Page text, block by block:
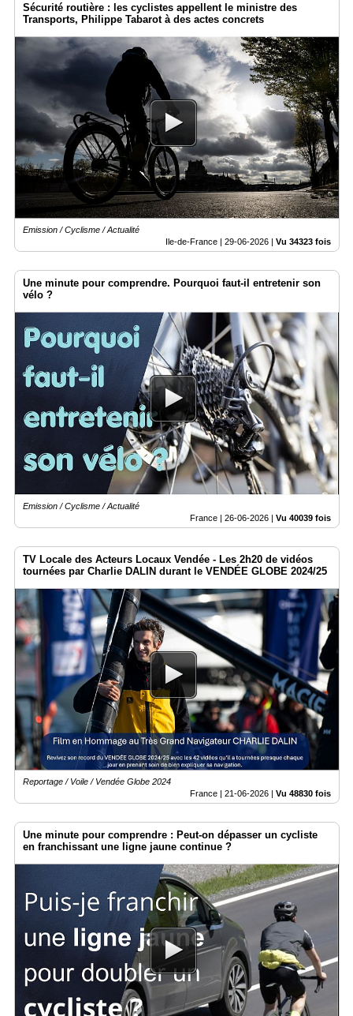
Sécurité routière : les cyclistes appellent le ministre des
Transports, Philippe Tabarot à des actes concrets
Emission / Cyclisme / Actualité
Ile-de-France | 29-06-2026 Vu 34323 fois
Une minute pour comprendre. Pourquoi faut-il entretenir son
vélo ?
Emission / Cyclisme / Actualité
France | 26-06-2026 | Vu 40039 fois
TV Locale des Acteurs Locaux Vendée - Les 2h20 de vidéos
tournées par Charlie DALIN durant le VENDÉE GLOBE 2024/25
Reportage / Voile / Vendée Globe 2024
France | 21-06-2026 | Vu 48830 fois
Une minute pour comprendre : Peut-on dépasser un cycliste
en franchissant une ligne jaune continue ?